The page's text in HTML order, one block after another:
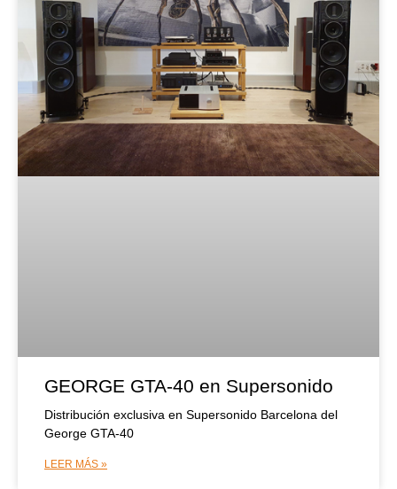
GEORGE GTA-40 en Supersonido
Distribución exclusiva en Supersonido Barcelona del
George GTA-40
LEER MÁS »